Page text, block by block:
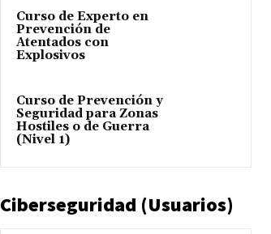
Curso de Experto en
Prevención de
Atentados con
Explosivos
Curso de Prevención y
Seguridad para Zonas
Hostiles o de Guerra
(Nivel 1)
Ciberseguridad (Usuarios)